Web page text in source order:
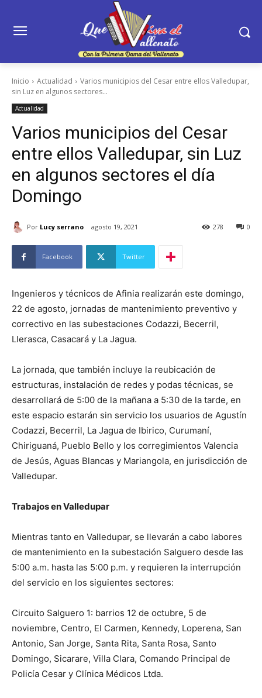
Inicio Actualidad
Varios municipios del Cesar entre ellos Valledupar,
sin Luz en algunos sectores...
Actualidad
Varios municipios del Cesar
entre ellos Valledupar, sin Luz
en algunos sectores el día
Domingo
Por Lucy serrano agosto 19, 2021 0
278
Facebook Twitter
Ingenieros y técnicos de Afinia realizarán este domingo,
22 de agosto, jornadas de mantenimiento preventivo y
correctivo en las subestaciones Codazzi, Becerril,
Llerasca, Casacará y La Jagua.
La jornada, que también incluye la reubicación de
estructuras, instalación de redes y podas técnicas, se
desarrollará de 5:00 de la mañana a 5:30 de la tarde, en
este espacio estarán sin servicio los usuarios de Agustín
Codazzi, Becerril, La Jagua de Ibirico, Curumaní,
Chiriguaná, Pueblo Bello y los corregimientos Valencia
de Jesús, Aguas Blancas y Mariangola, en jurisdicción de
Valledupar.
Trabajos en Valledupar
Mientras tanto en Valledupar, se llevarán a cabo labores
de mantenimiento en la subestación Salguero desde las
5:00 a.m. hasta las 5:00 p.m. y requieren la interrupción
del servicio en los siguientes sectores:
Circuito Salguero 1: barrios 12 de octubre, 5 de
noviembre, Centro, El Carmen, Kennedy, Loperena, San
Antonio, San Jorge, Santa Rita, Santa Rosa, Santo
Domingo, Sicarare, Villa Clara, Comando Principal de
Policía Cesar y Clínica Médicos Ltda.